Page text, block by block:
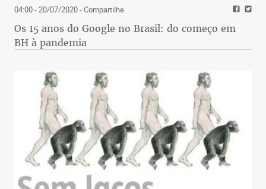
04:00 - 20/07/2020- Compartilhe
Os 15 anos do Google no Brasil: do começo em
BH à pandemia